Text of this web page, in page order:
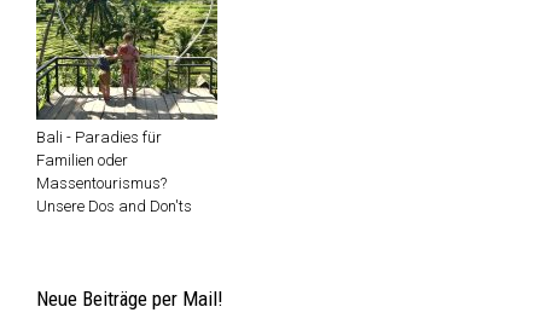
Bali - Paradies für
Familien oder
Massentourismus?
Unsere Dos and Don'ts
Neue Beiträge per Mail!